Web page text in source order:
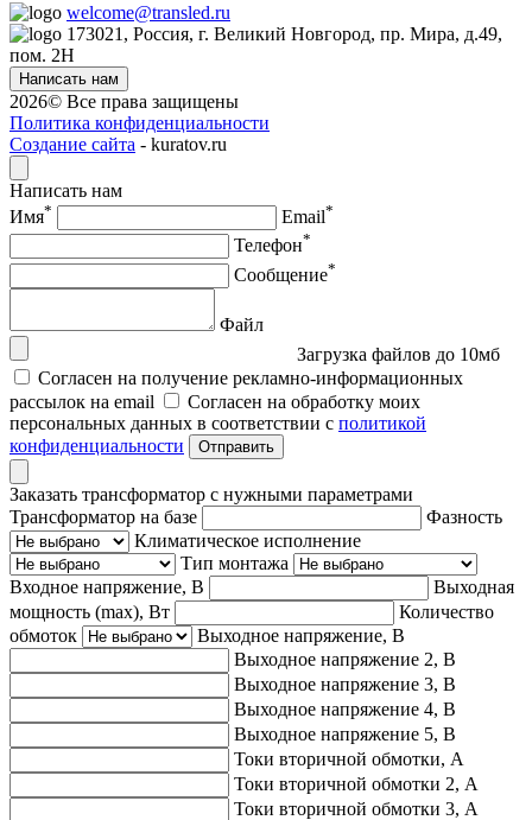
welcome@transled.ru
173021, Россия, г. Великий Новгород, пр. Мира, д.49,
пом. 2Н
Написать нам
2026© Все права защищены
Политика конфиденциальности
Создание сайта - kuratov.ru
Написать нам
Имя* Email*
Телефон*
Сообщение*
Файл
Загрузка файлов до 10мб
Согласен на получение рекламно-информационных
рассылок на email
Согласен на обработку моих
персональных данных в соответствии с политикой
конфиденциальности
Отправить
Заказать трансформатор с нужными параметрами
Трансформатор на базе
Фазность
Климатическое исполнение
Тип монтажа
Входное напряжение, В
Выходная
мощность (max), Вт
Количество
обмоток
Выходное напряжение, В
Выходное напряжение 2, В
Выходное напряжение 3, В
Выходное напряжение 4, В
Выходное напряжение 5, В
Токи вторичной обмотки, А
Токи вторичной обмотки 2, А
Токи вторичной обмотки 3, А